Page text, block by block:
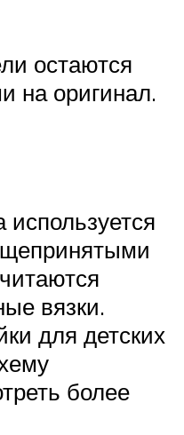
остаются
на оригинал.
вязки.
для детских
более